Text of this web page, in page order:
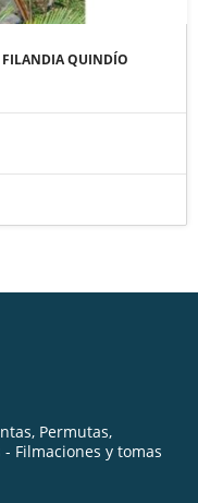
FILANDIA QUINDÍO
Permutas,
Filmaciones y tomas